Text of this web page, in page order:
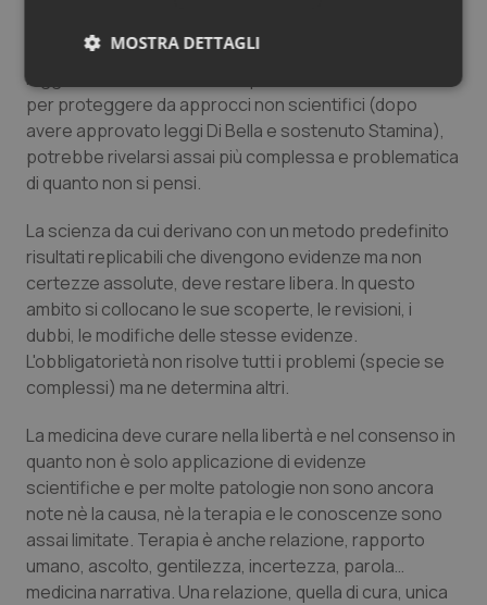
approccio che ha visto saldarsi evidenze scientifiche e
legge. Un'associazione che pur iniziata a fin di bene
per proteggere da approcci non scientifici (dopo
avere approvato leggi Di Bella e sostenuto Stamina),
potrebbe rivelarsi assai più complessa e problematica
di quanto non si pensi.
La scienza da cui derivano con un metodo predefinito
risultati replicabili che divengono evidenze ma non
certezze assolute, deve restare libera. In questo
ambito si collocano le sue scoperte, le revisioni, i
dubbi, le modifiche delle stesse evidenze.
L'obbligatorietà non risolve tutti i problemi (specie se
complessi) ma ne determina altri.
La medicina deve curare nella libertà e nel consenso in
quanto non è solo applicazione di evidenze
scientifiche e per molte patologie non sono ancora
note nè la causa, nè la terapia e le conoscenze sono
assai limitate. Terapia è anche relazione, rapporto
umano, ascolto, gentilezza, incertezza, parola…
medicina narrativa. Una relazione, quella di cura, unica
MOSTRA DETTAGLI
Necessari Statistici Marketing
Necessari Statistici Marketing
I cookie necessari contribuiscono a rendere fruibile il
sito web abilitandone funzionalità di base quali la
navigazione sulle pagine e l'accesso alle aree
protette del sito. Il sito web non è in grado di
funzionare correttamente senza questi cookie.
Nome
.youtube.com